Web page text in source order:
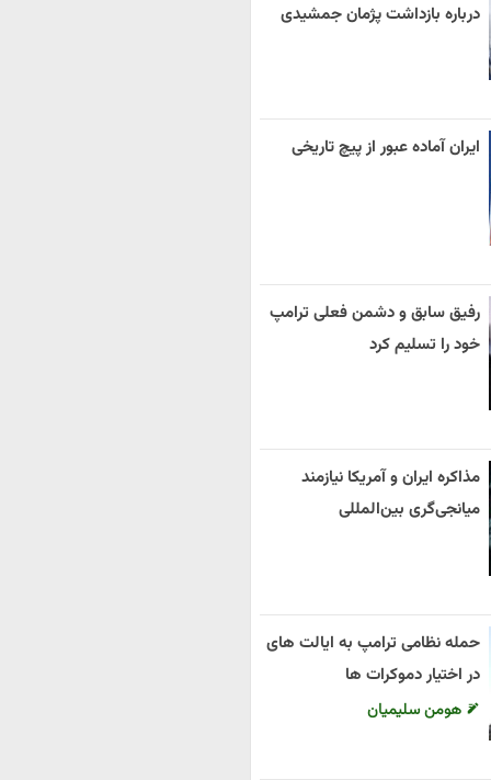
درباره بازداشت پژمان جمشیدی
ایران آماده عبور از پیچ تاریخی
رفیق سابق و دشمن فعلی ترامپ
خود را تسلیم کرد
مذاکره ایران و آمریکا نیازمند
میانجی‌گری بین‌المللی
حمله نظامی ترامپ به ایالت های
در اختیار دموکرات ها
هومن سلیمیان